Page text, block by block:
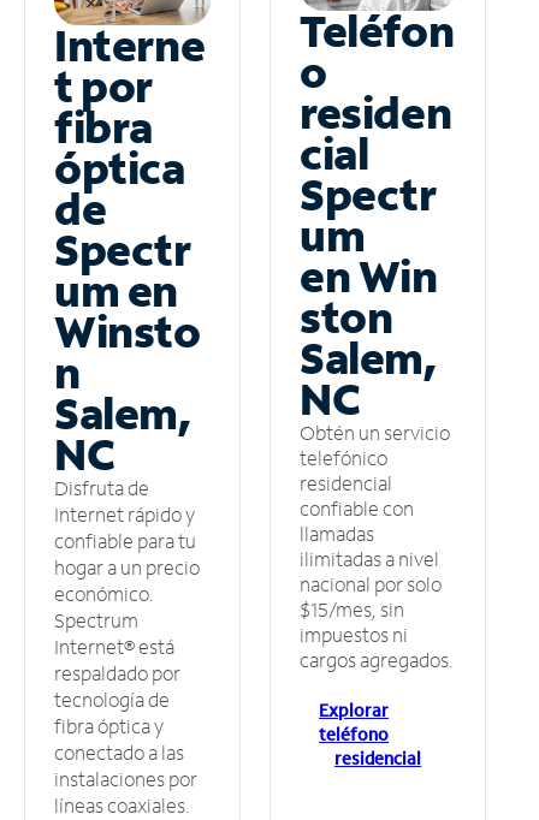
Interne
t por
fibra
óptica
de
Spectr
um en
Winsto
n
Salem,
NC
Disfruta de
Internet rápido y
confiable para tu
hogar a un precio
económico.
Spectrum
Internet® está
respaldado por
tecnología de
fibra óptica y
conectado a las
instalaciones por
líneas coaxiales.
Teléfon
o
residen
cial
Spectr
um
en Win
ston
Salem,
NC
Obtén un servicio
telefónico
residencial
confiable con
llamadas
ilimitadas a nivel
nacional por solo
$15/mes, sin
impuestos ni
cargos agregados.
Explorar
teléfono
residencial